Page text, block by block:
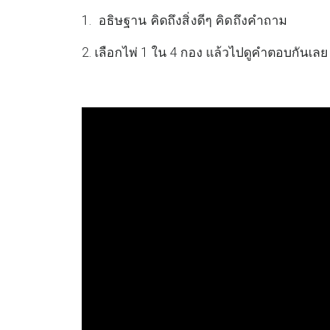
1. อธิษฐาน คิดถึงสิ่งดีๆ คิดถึงคำถาม
2. เลือกไพ่ 1 ใน 4 กอง แล้วไปดูคำตอบกันเลย